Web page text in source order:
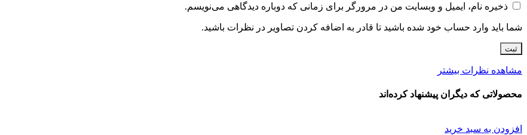
ذخیره نام، ایمیل و وبسایت من در مرورگر برای زمانی که دوباره دیدگاهی می‌نویسم.
شما باید وارد حساب خود شده باشید تا قادر به اضافه کردن تصاویر در نظرات باشید.
مشاهده نظرات بیشتر
محصولاتی که دیگران پیشنهاد کرده‌اند
افزودن به سبد خرید